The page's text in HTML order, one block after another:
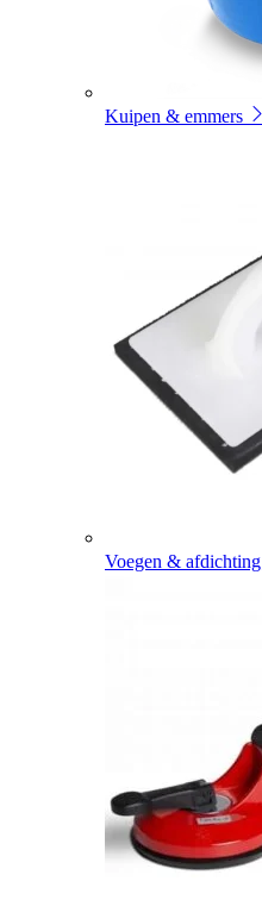
Kuipen & emmers
Voegen & afdichting